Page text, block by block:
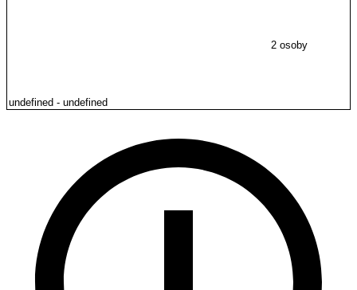
2 osoby